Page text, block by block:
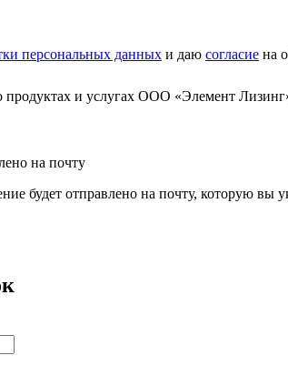
персональных данных и даю согласие на
продуктах и услугах ООО «Элемент
на почту
будет отправлено на почту, которую